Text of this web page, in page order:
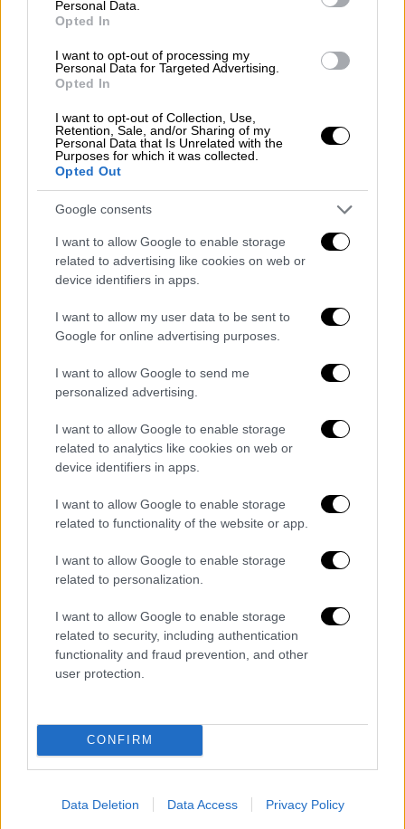
Personal Data.
Opted In
I want to opt-out of processing my
Personal Data for Targeted Advertising.
Opted In
I want to opt-out of Collection, Use,
Retention, Sale, and/or Sharing of my
Personal Data that Is Unrelated with the
Purposes for which it was collected.
Opted Out
Google consents
I want to allow Google to enable storage
related to advertising like cookies on web or
device identifiers in apps.
I want to allow my user data to be sent to
Google for online advertising purposes.
I want to allow Google to send me
personalized advertising.
I want to allow Google to enable storage
related to analytics like cookies on web or
device identifiers in apps.
I want to allow Google to enable storage
related to functionality of the website or app.
I want to allow Google to enable storage
related to personalization.
I want to allow Google to enable storage
related to security, including authentication
functionality and fraud prevention, and other
user protection.
CONFIRM
Data Deletion Data Access Privacy Policy
που δημοσιοποιήθηκε από τον εκπρόσωπο
του κ. Μπορέλ, τον Πέτερ Στάνο, στις
Βρυξέλλες.
«Οι αναφορές στα πυρηνικά όπλα δεν
μειώνουν την αποφασιστικότητα και την
ενότητα» της ΕΕ, που θα συνεχίσει «να
στέκει στο πλευρό της Ουκρανίας» και να
της προσφέρει υποστήριξη για να της
επιτρέπει «να υπερασπίσει την εδαφική της
ακεραιότητα και την εθνική της ακεραιότητα
για όσο χρειαστεί», προστίθεται στο
Μιλώντας σε δημοσιογράφους στη Νέα
Υόρκη, ο κ. Μπορέλ εξήγησε πως οι 27
έλαβαν πολιτική απόφαση να επιβληθούν
ευθύνονται για τον πόλεμο και σε κλάδους
της ρωσικής οικονομίας.
«Είναι σαφές το ότι ο Πούτιν προσπαθεί να
καταστρέψει την Ουκρανία», συνέχισε.
«Θα συνεχίσουμε να αυξάνουμε τη
στρατιωτική βοήθειά μας (σ.σ. στην
περιοριστικά μέτρα» σε βάρος της Ρωσίας,
πρόσθεσε ο Ύπατος Εκπρόσωπος και
αντιπρόεδρος της Ευρωπαϊκής Επιτροπής.
λεπτομέρειες για τους νέους εξοπλισμούς
που έχουν σκοπό οι ευρωπαϊκές χώρες να
στείλουν στο Κίεβο.
Αφού ενημερώθηκαν από τον ουκρανό